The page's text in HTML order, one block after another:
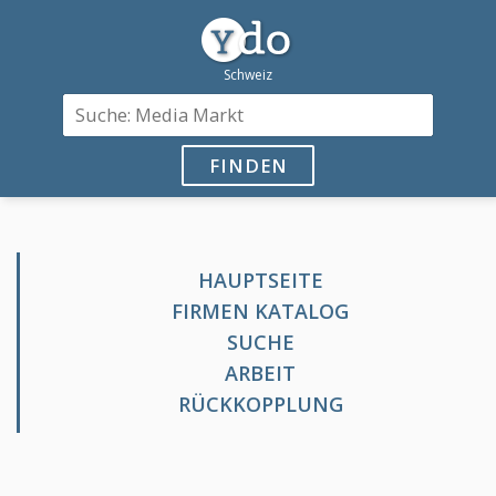
FINDEN
HAUPTSEITE
FIRMEN KATALOG
SUCHE
ARBEIT
RÜCKKOPPLUNG